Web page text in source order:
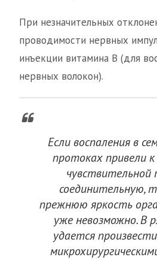
При незначительных
проводимости нервных
инъекции витамина В (для
нервных волокон).
Если воспаления в
протоках привели
чувствительной
соединительную,
прежнюю яркость
уже невозможно. В
удается